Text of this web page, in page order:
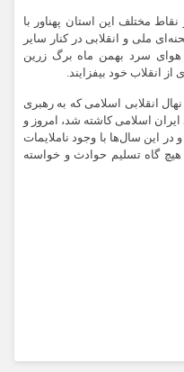
نقاط مختلف این استان پهناور با
ملی و انقلابی در کنار سایر
سرد بهمن ماه برگ زرین
انقلاب خود بیفزایند.
انقلابی اسلامی که به رهبری
اسلامی کاشته شد، امروز و
در این سال‌ها با وجود ناملایمات
گاه تسلیم حوادث و خواسته